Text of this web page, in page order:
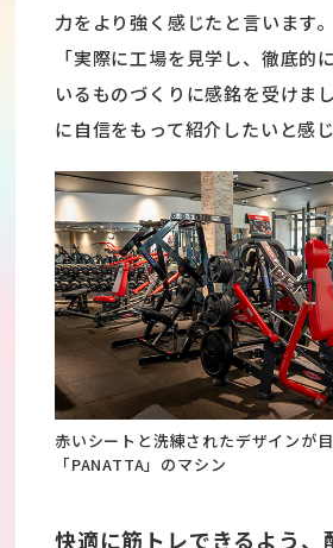
力をより強く感じたと言います。
「実際に工場を見学し、徹底的
いるものづくりに感銘を受けま
に自信をもって紹介したいと感
赤いシートと洗練されたデザインが
「PANATTA」のマシン
快適に筋トレできるよう、